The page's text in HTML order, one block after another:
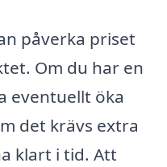
påverka priset
Om du har en
eventuellt öka
det krävs extra
klart i tid. Att